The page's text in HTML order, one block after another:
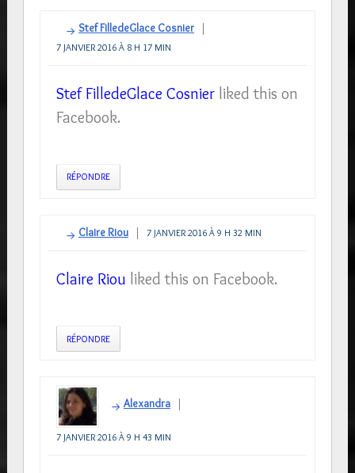
Stef FilledeGlace Cosnier
7 JANVIER 2016 À 8 H 17 MIN
Stef FilledeGlace Cosnierliked this on
Facebook.
RÉPONDRE
Claire Riou 7 JANVIER 2016 À 9 H 32 MIN
Claire Riou liked this on Facebook.
RÉPONDRE
Alexandra
7 JANVIER 2016 À 9 H 43 MIN